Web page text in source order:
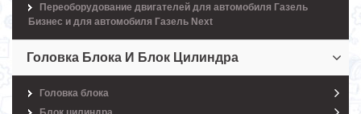
Переоборудование двигателей для автомобиля Газель
Бизнес и для автомобиля Газель Next
Головка Блока И Блок Цилиндра
Головка блока